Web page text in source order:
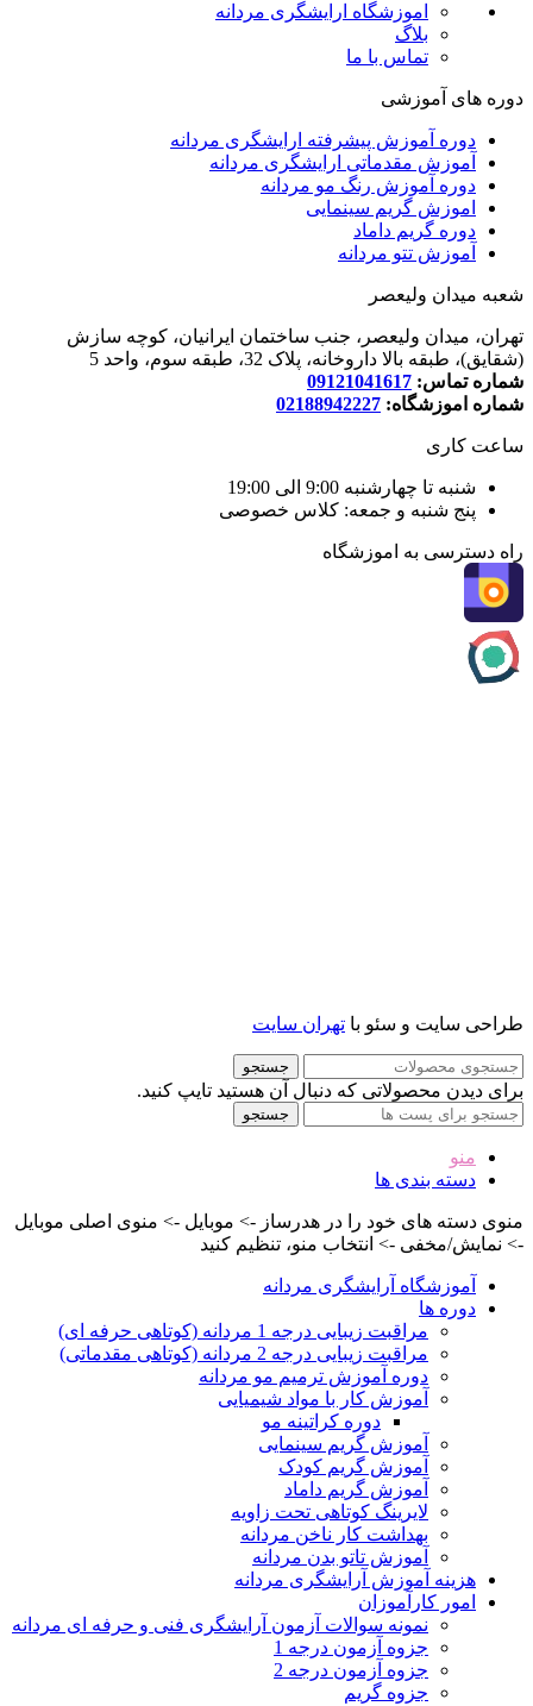
اموزشگاه ارایشگری مردانه
بلاگ
تماس با ما
دوره های آموزشی
دوره آموزش پیشرفته ارایشگری مردانه
آموزش مقدماتی ارایشگری مردانه
دوره آموزش رنگ مو مردانه
اموزش گریم سینمایی
دوره گریم داماد
آموزش تتو مردانه
شعبه میدان ولیعصر
تهران، میدان ولیعصر، جنب ساختمان ایرانیان، کوچه سازش
(شقایق)، طبقه بالا داروخانه، پلاک 32، طبقه سوم، واحد 5
شماره تماس: 09121041617
شماره اموزشگاه: 02188942227
ساعت کاری
شنبه تا چهارشنبه 9:00 الی 19:00
پنج شنبه و جمعه: کلاس خصوصی
راه دسترسی به اموزشگاه
طراحی سایت و سئو با تهران سایت
جستجو
برای دیدن محصولاتی که دنبال آن هستید تایپ کنید.
جستجو
منو
دسته بندی ها
منوی دسته های خود را در هدرساز -> موبایل -> منوی اصلی موبایل
-> نمایش/مخفی -> انتخاب منو، تنظیم کنید
آموزشگاه آرایشگری مردانه
دوره ها
مراقبت زیبایی درجه 1 مردانه (کوتاهی حرفه ای)
مراقبت زیبایی درجه 2 مردانه (کوتاهی مقدماتی)
دوره آموزش ترمیم مو مردانه
آموزش کار با مواد شیمیایی
دوره کراتینه مو
آموزش گریم سینمایی
آموزش گریم کودک
آموزش گریم داماد
لایرینگ کوتاهی تحت زاویه
بهداشت کار ناخن مردانه
آموزش تاتو بدن مردانه
هزینه آموزش آرایشگری مردانه
امور کارآموزان
نمونه سوالات آزمون آرایشگری فنی و حرفه ای مردانه
جزوه آزمون درجه 1
جزوه آزمون درجه 2
جزوه گریم